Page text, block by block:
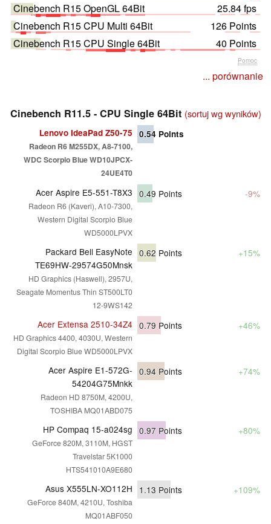
Cinebench R15 OpenGL 64Bit
25.84 fps
Cinebench R15 CPU Multi 64Bit
126 Points
Cinebench R15 CPU Single 64Bit
40 Points
Pomoc
... porównanie
Cinebench R11.5 - CPU Single 64Bit (sortuj wg wyników)
Lenovo IdeaPad Z50-75
Radeon R6 M255DX, A8-7100,
WDC Scorpio Blue WD10JPCX-
24UE4T0
0.54 Points
Acer Aspire E5-551-T8X3
Radeon R6 (Kaveri), A10-7300,
Western Digital Scorpio Blue
WD5000LPVX
0.49 Points -9%
Packard Bell EasyNote
TE69HW-29574G50Mnsk
HD Graphics (Haswell), 2957U,
Seagate Momentus Thin ST500LT0
12-9WS142
0.62 Points +15%
Acer Extensa 2510-34Z4
HD Graphics 4400, 4030U, Western
Digital Scorpio Blue WD5000LPVX
0.79 Points +46%
Acer Aspire E1-572G-
54204G75Mnkk
Radeon HD 8750M, 4200U,
TOSHIBA MQ01ABD075
0.94 Points +74%
HP Compaq 15-a024sg
GeForce 820M, 3110M, HGST
Travelstar 5K1000
HTS541010A9E680
0.97 Points +80%
Asus X555LN-XO112H
GeForce 840M, 4210U, Toshiba
MQ01ABF050
1.13 Points +109%